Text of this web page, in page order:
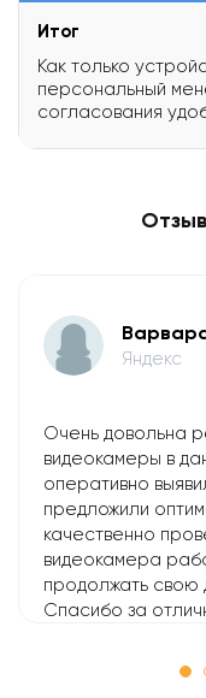
Итог
Как только
персональный
согласования
Яндекс
Очень довольна
видеокамеры в
оперативно
предложили
качественно
видеокамера
продолжать свою
Спасибо за